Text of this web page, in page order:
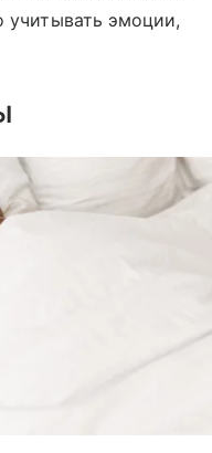
учитывать эмоции,